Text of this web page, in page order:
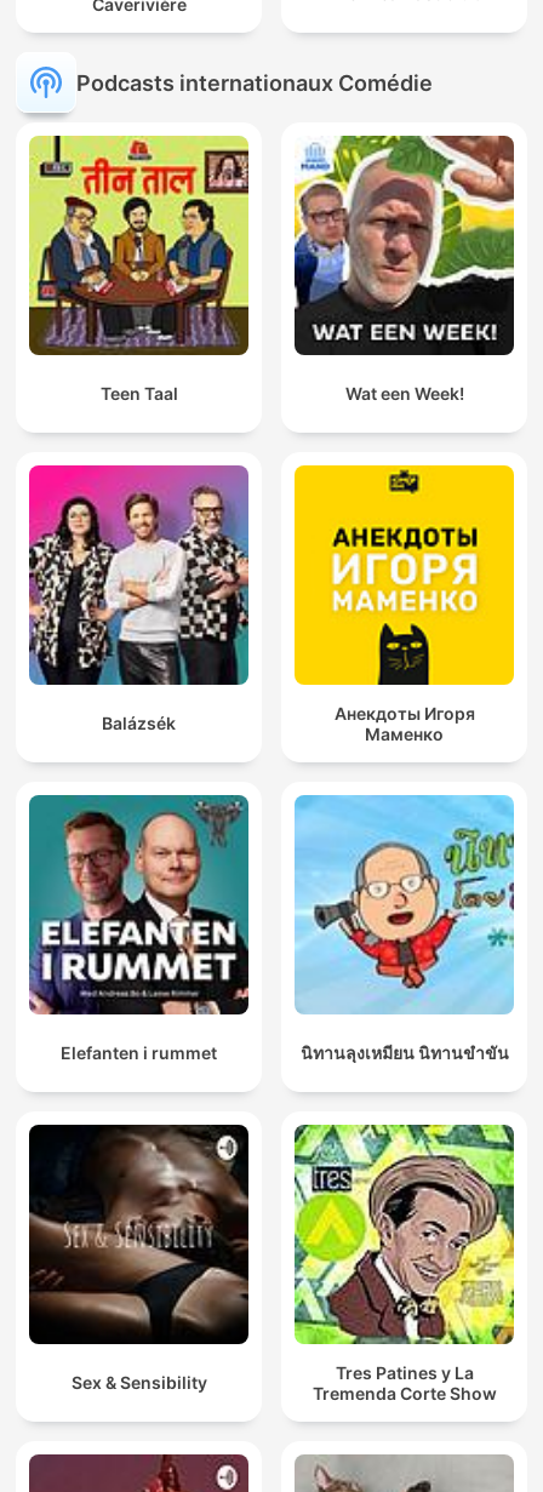
Podcasts internationaux Comédie
Teen Taal Wat een Week!
Balázsék
Анекдоты Игоря
Маменко
Elefanten i rummet นิทานลุงเหมียน นิทานขำขัน
Sex & Sensibility
Tres Patines y La
Tremenda Corte Show